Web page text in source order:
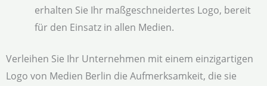
erhalten Sie Ihr maßgeschneidertes Logo, bereit
für den Einsatz in allen Medien.
Verleihen Sie Ihr Unternehmen mit einem einzigartigen
Logo von Medien Berlin die Aufmerksamkeit, die sie